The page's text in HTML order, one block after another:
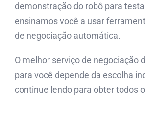
demonstração do robô para
ensinamos você a usar
de negociação automática.
O melhor serviço de negociação
para você depende da escolha
continue lendo para obter todos